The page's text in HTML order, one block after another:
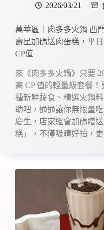
2026/03/21
萬華區｜肉多多火鍋 西
壽星加碼送肉蛋糕，平
CP值
來《肉多多火鍋》只要
高 CP 值的輕量級套餐
種新鮮蔬食、精選火鍋
助吧，通通讓你無限量
慶生，店家還會加碼贈
糕」，不僅吸睛好拍，